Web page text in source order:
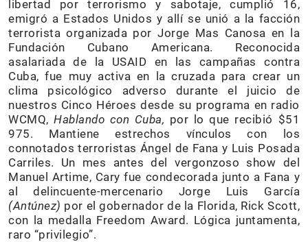
libertad por terrorismo y sabotaje, cumplió 16,
emigró a Estados Unidos y allí se unió a la facción
terrorista organizada por Jorge Mas Canosa en la
Fundación Cubano Americana. Reconocida
asalariada de la USAID en las campañas contra
Cuba, fue muy activa en la cruzada para crear un
clima psicológico adverso durante el juicio de
nuestros Cinco Héroes desde su programa en radio
WCMQ,Hablando con Cuba, por lo que recibió $51
975. Mantiene estrechos vínculos con los
connotados terroristas Ángel de Fana y Luis Posada
Carriles. Un mes antes del vergonzoso show del
Manuel Artime, Cary fue condecorada junto a Fana y
al delincuente-mercenario Jorge Luis García
(Antúnez) por el gobernador de la Florida, Rick Scott,
con la medalla Freedom Award. Lógica juntamenta,
raro “privilegio”.